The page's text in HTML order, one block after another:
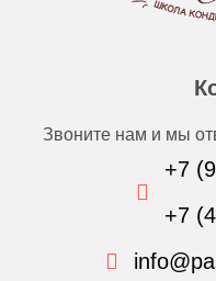
Звоните нам и мы
+7
+7